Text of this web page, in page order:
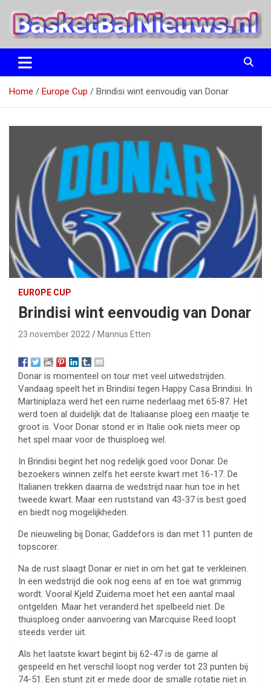
naar
BasketBalNieuws.nl
Etten
Home Europe Cup Brindisi wint eenvoudig van Donar
EUROPE CUP
Brindisi wint eenvoudig van Donar
23 november 2022 Mannus Etten
Donar is momenteel on tour met veel uitwedstrijden.
Vandaag speelt het in Brindisi tegen Happy Casa Brindisi. In
Martiniplaza werd het een ruime nederlaag met 65-87. Het
werd toen al duidelijk dat de Italiaanse ploeg een maatje te
groot is. Voor Donar stond er in Italie ook niets meer op
het spel maar voor de thuisploeg wel.
In Brindisi begint het nog redelijk goed voor Donar. De
bezoekers winnen zelfs het eerste kwart met 16-17. De
Italianen trekken daarna de wedstrijd naar hun toe in het
tweede kwart. Maar een ruststand van 43-37 is best goed
en biedt nog mogelijkheden.
De nieuweling bij Donar, Gaddefors is dan met 11 punten de
topscorer.
Na de rust slaagt Donar er niet in om het gat te verkleinen.
In een wedstrijd die ook nog eens af en toe wat grimmig
wordt. Vooral Kjeld Zuidema moet het een aantal maal
ontgelden. Maar het veranderd het spelbeeld niet. De
thuisploeg onder aanvoering van Marcquise Reed loopt
steeds verder uit.
Als het laatste kwart begint bij 62-47 is de game al
gespeeld en het verschil loopt nog verder tot 23 punten bij
74-51. Een stunt zit er mede door de smalle rotatie niet in.